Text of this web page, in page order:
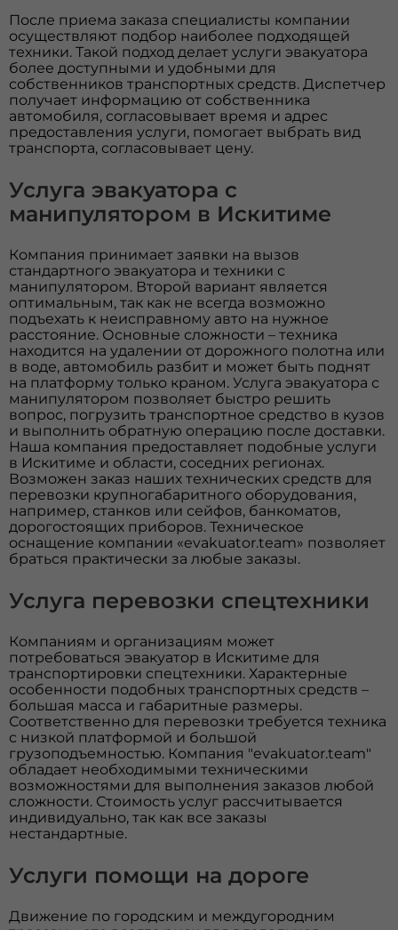
После приема заказа специалисты компании
осуществляют подбор наиболее подходящей
техники. Такой подход делает услуги эвакуатора
более доступными и удобными для
собственников транспортных средств. Диспетчер
получает информацию от собственника
автомобиля, согласовывает время и адрес
предоставления услуги, помогает выбрать вид
транспорта, согласовывает цену.
Услуга эвакуатора с
манипулятором в Искитиме
Компания принимает заявки на вызов
стандартного эвакуатора и техники с
манипулятором. Второй вариант является
оптимальным, так как не всегда возможно
подъехать к неисправному авто на нужное
расстояние. Основные сложности – техника
находится на удалении от дорожного полотна или
в воде, автомобиль разбит и может быть поднят
на платформу только краном. Услуга эвакуатора с
манипулятором позволяет быстро решить
вопрос, погрузить транспортное средство в кузов
и выполнить обратную операцию после доставки.
Наша компания предоставляет подобные услуги
в Искитиме и области, соседних регионах.
Возможен заказ наших технических средств для
перевозки крупногабаритного оборудования,
например, станков или сейфов, банкоматов,
дорогостоящих приборов. Техническое
оснащение компании «evakuator.team» позволяет
браться практически за любые заказы.
Услуга перевозки спецтехники
Компаниям и организациям может
потребоваться эвакуатор в Искитиме для
транспортировки спецтехники. Характерные
особенности подобных транспортных средств –
большая масса и габаритные размеры.
Соответственно для перевозки требуется техника
с низкой платформой и большой
грузоподъемностью. Компания "evakuator.team"
обладает необходимыми техническими
возможностями для выполнения заказов любой
сложности. Стоимость услуг рассчитывается
индивидуально, так как все заказы
нестандартные.
Услуги помощи на дороге
Движение по городским и междугородним